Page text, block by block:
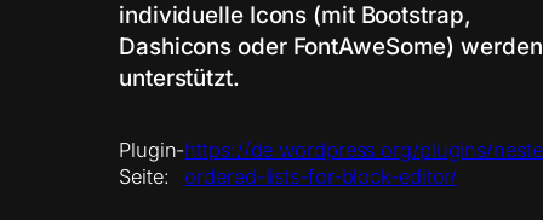
individuelle Icons (mit Bootstrap,
Dashicons oder FontAweSome) werden
unterstützt.
Plugin-
Seite:
https://de.wordpress.org/plugins/
ordered-lists-for-block-editor/